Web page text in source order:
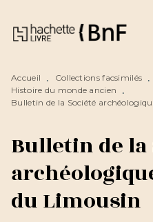
MENU
Accueil • Collections facsimilés •
Histoire du monde ancien
•
Bulletin de la Société
Bulletin de la
du Limousin